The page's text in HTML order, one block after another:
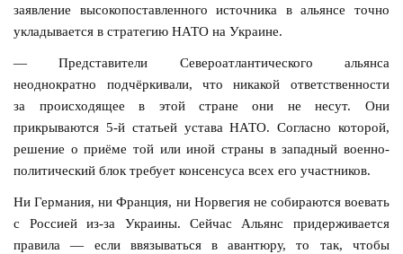
заявление высокопоставленного источника в альянсе точно
укладывается в стратегию НАТО на Украине.
— Представители Североатлантического альянса
неоднократно подчёркивали, что никакой ответственности
за происходящее в этой стране они не несут. Они
прикрываются 5-й статьей устава НАТО. Согласно которой,
решение о приёме той или иной страны в западный военно-
политический блок требует консенсуса всех его участников.
Ни Германия, ни Франция, ни Норвегия не собираются воевать
с Россией из-за Украины. Сейчас Альянс придерживается
правила — если ввязываться в авантюру, то так, чтобы